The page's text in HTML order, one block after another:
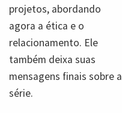
projetos, abordando
agora a ética e o
relacionamento. Ele
também deixa suas
mensagens finais sobre a
série.